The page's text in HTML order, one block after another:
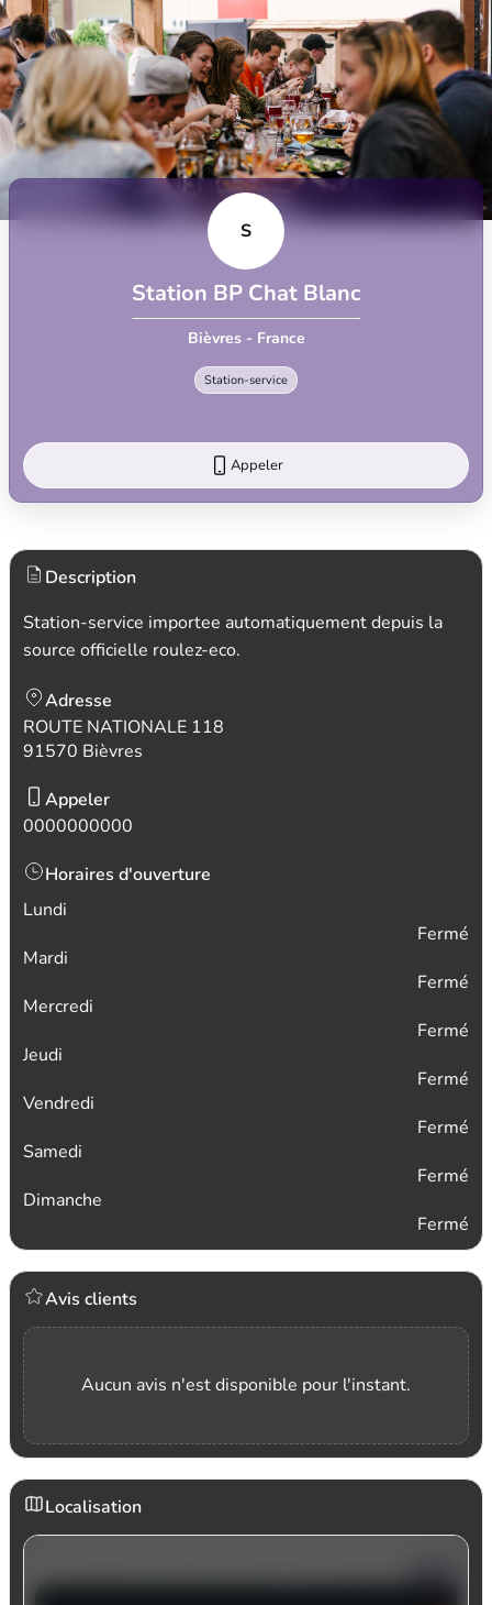
S
Station BP Chat Blanc
Bièvres - France
Station-service
Appeler
Description
Station-service importee automatiquement depuis la
source officielle roulez-eco.
Adresse
ROUTE NATIONALE 118
91570 Bièvres
Appeler
0000000000
Horaires d'ouverture
Lundi
Fermé
Mardi
Fermé
Mercredi
Fermé
Jeudi
Fermé
Vendredi
Fermé
Samedi
Fermé
Dimanche
Fermé
Avis clients
Aucun avis n'est disponible pour l'instant.
Localisation